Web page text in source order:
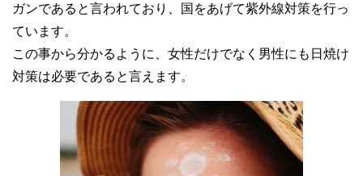
ガンであると言われており、国をあげて紫外線対策を行っ
ています。
この事から分かるように、女性だけでなく男性にも日焼け
対策は必要であると言えます。